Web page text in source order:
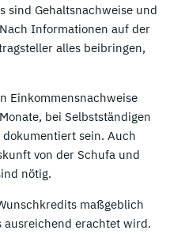
sind Gehaltsnachweise und
Informationen auf der
alles beibringen,
Einkommensnachweise
bei Selbstständigen
sein. Auch
von der Schufa und
nötig.
maßgeblich
ausreichend erachtet wird.